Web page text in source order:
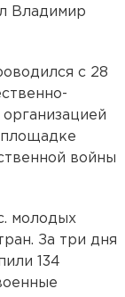
Владимир
с 28
площадке
войны
молодых
За три дня
134